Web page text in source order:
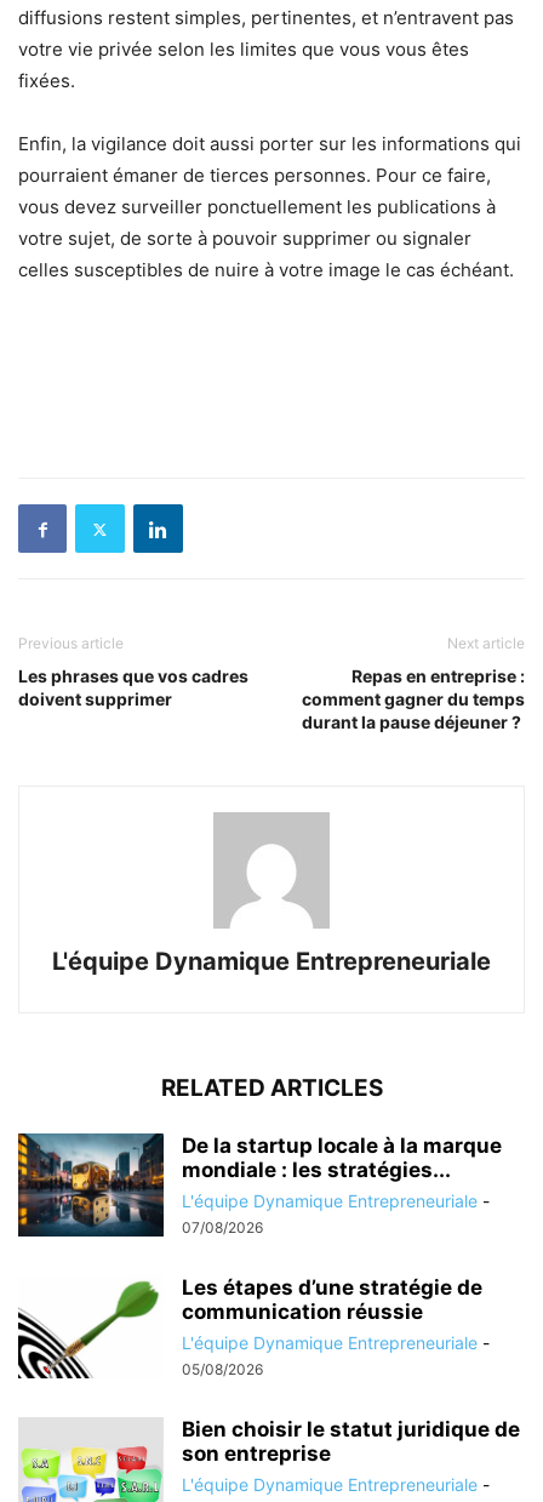
diffusions restent simples, pertinentes, et n’entravent pas
votre vie privée selon les limites que vous vous êtes
fixées.
Enfin, la vigilance doit aussi porter sur les informations qui
pourraient émaner de tierces personnes. Pour ce faire,
vous devez surveiller ponctuellement les publications à
votre sujet, de sorte à pouvoir supprimer ou signaler
celles susceptibles de nuire à votre image le cas échéant.
Previous article
Les phrases que vos cadres
doivent supprimer
Next article
Repas en entreprise :
comment gagner du temps
durant la pause déjeuner ?
L'équipe Dynamique Entrepreneuriale
RELATED ARTICLES
De la startup locale à la marque
mondiale : les stratégies...
L'équipe Dynamique Entrepreneuriale -
07/08/2026
Les étapes d’une stratégie de
communication réussie
L'équipe Dynamique Entrepreneuriale -
05/08/2026
Bien choisir le statut juridique de
son entreprise
L'équipe Dynamique Entrepreneuriale -